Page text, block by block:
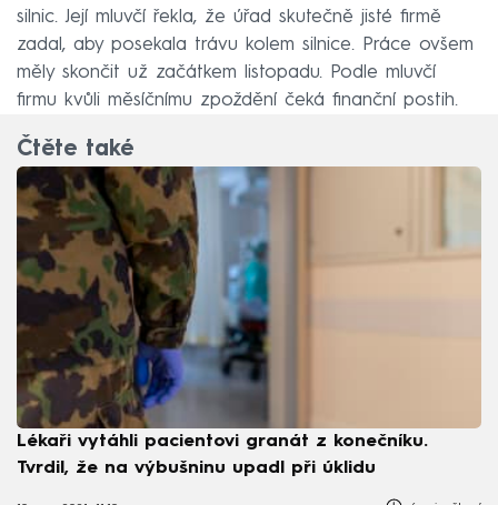
silnic. Její mluvčí řekla, že úřad skutečně jisté firmě
zadal, aby posekala trávu kolem silnice. Práce ovšem
měly skončit už začátkem listopadu. Podle mluvčí
firmu kvůli měsíčnímu zpoždění čeká finanční postih.
Čtěte také
Lékaři vytáhli pacientovi granát z konečníku.
Tvrdil, že na výbušninu upadl při úklidu